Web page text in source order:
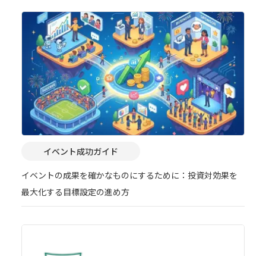
イベント成功ガイド
イベントの成果を確かなものにするために：投資対効果を
最大化する目標設定の進め方